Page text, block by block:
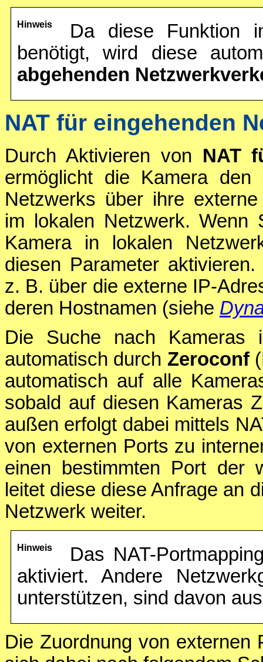
Hinweis
Da diese Funktion
benötigt, wird diese
abgehenden
NAT für eingehenden
Durch Aktivieren von NAT
ermöglicht die Kamera
Netzwerks über ihre
im lokalen Netzwerk.
Kamera in lokalen
diesen Parameter
z. B. über die externe IP-
deren Hostnamen (siehe
Die Suche nach Kameras
automatisch durch Zeroconf
automatisch auf alle
sobald auf diesen Kameras
außen erfolgt dabei mittels
von externen Ports zu
einen bestimmten Port der
leitet diese diese Anfrage an
Netzwerk weiter.
Hinweis
Das NAT-
aktiviert. Andere
unterstützen, sind davon
Die Zuordnung von externen